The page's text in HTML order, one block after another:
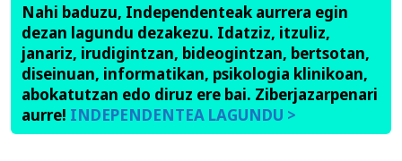
Nahi baduzu, Independenteak aurrera egin
dezan lagundu dezakezu. Idatziz, itzuliz,
janariz, irudigintzan, bideogintzan, bertsotan,
diseinuan, informatikan, psikologia klinikoan,
abokatutzan edo diruz ere bai. Ziberjazarpenari
aurre! INDEPENDENTEA LAGUNDU >